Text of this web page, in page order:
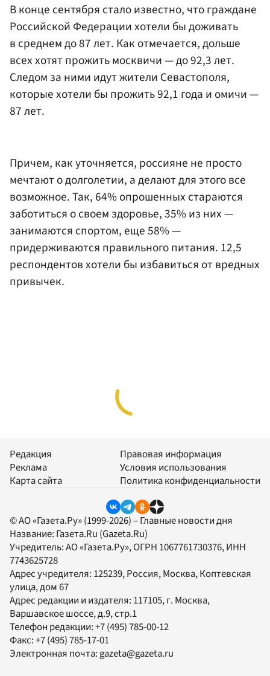
В конце сентября стало известно, что граждане
Российской Федерации хотели бы доживать
в среднем до 87 лет. Как отмечается, дольше
всех хотят прожить москвичи — до 92,3 лет.
Следом за ними идут жители Севастополя,
которые хотели бы прожить 92,1 года и омичи —
87 лет.
Причем, как уточняется, россияне не просто
мечтают о долголетии, а делают для этого все
возможное. Так, 64% опрошенных стараются
заботиться о своем здоровье, 35% из них —
занимаются спортом, еще 58% —
придерживаются правильного питания. 12,5
респондентов хотели бы избавиться от вредных
привычек.
Редакция
Реклама
Карта сайта
Правовая информация
Условия использования
Политика конфиденциальности
© АО «Газета.Ру» (1999-2026) – Главные новости дня
Название: Газета.Ru (Gazeta.Ru)
Учредитель:АО «Газета.Ру», ОГРН 1067761730376, ИНН
7743625728
Адрес учредителя: 125239, Россия, Москва, Коптевская
улица, дом 67
Адрес редакции и издателя: 117105, г. Москва,
Варшавское шоссе, д.9, стр.1
Телефон редакции:+7 (495) 785-00-12
Факс:+7 (495) 785-17-01
Электронная почта:gazeta@gazeta.ru